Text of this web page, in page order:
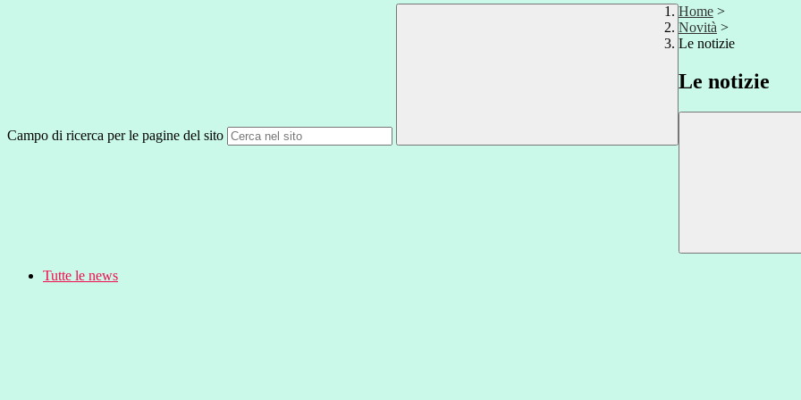
Campo di ricerca per le pagine del sito
Home >
Novità >
Le notizie
Le notizie
Tutte le news